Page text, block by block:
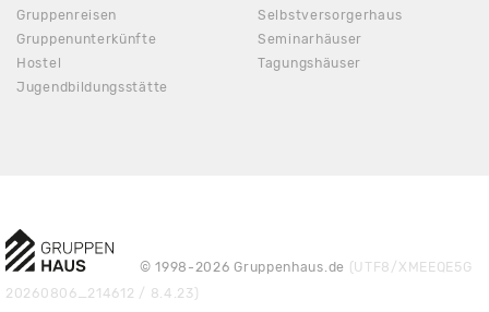
Gruppenreisen
Gruppenunterkünfte
Hostel
Jugendbildungsstätte
Selbstversorgerhaus
Seminarhäuser
Tagungshäuser
© 1998-2026 Gruppenhaus.de
(UTF8/XMEEQE5G
20260806_214612 / 8.4.23)